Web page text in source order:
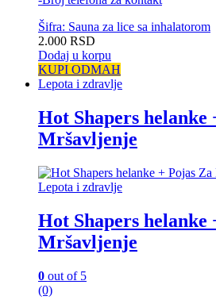
Šifra: Sauna za lice sa inhalatorom
2.000 RSD
Dodaj u korpu
KUPI ODMAH
Lepota i zdravlje
Hot Shapers helanke
Mršavljenje
Lepota i zdravlje
Hot Shapers helanke
Mršavljenje
0 out of 5
(0)